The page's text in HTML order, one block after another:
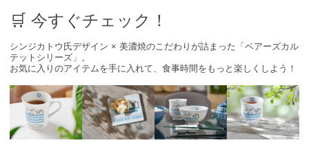
🛒 今すぐチェック！
シンジカトウ氏デザイン × 美濃焼のこだわりが詰まった「ベアーズカル
テットシリーズ」。
お気に入りのアイテムを手に入れて、食事時間をもっと楽しくしよう！